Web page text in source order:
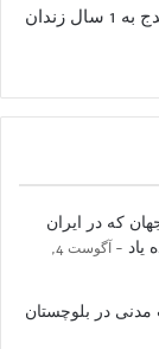
پیشتر از سوی قاضی “طیاری” رئیس دادگاه سنندج به 1 سال زندان
که در ایران
یاد
آگوست 4,
مدنی در بلوچستان